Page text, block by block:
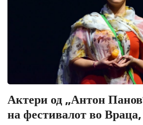
Актери од „Антон
на фестивалот во